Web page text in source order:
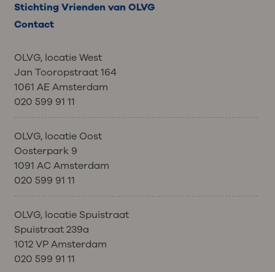
Stichting Vrienden van OLVG
Contact
OLVG, locatie West
Jan Tooropstraat 164
1061 AE Amsterdam
020 599 91 11
OLVG, locatie Oost
Oosterpark 9
1091 AC Amsterdam
020 599 91 11
OLVG, locatie Spuistraat
Spuistraat 239a
1012 VP Amsterdam
020 599 91 11